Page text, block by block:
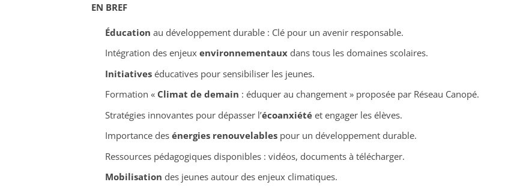
EN BREF
Éducation au développement durable : Clé pour un avenir responsable.
Intégration des enjeux environnementauxdans tous les domaines scolaires.
Initiativeséducatives pour sensibiliser les jeunes.
Formation « Climat de demain : éduquer au changement » proposée par Réseau Canopé.
Stratégies innovantes pour dépasser l’écoanxiétéet engager les élèves.
Importance des énergies renouvelablespour un développement durable.
Ressources pédagogiques disponibles : vidéos, documents à télécharger.
Mobilisation des jeunes autour des enjeux climatiques.